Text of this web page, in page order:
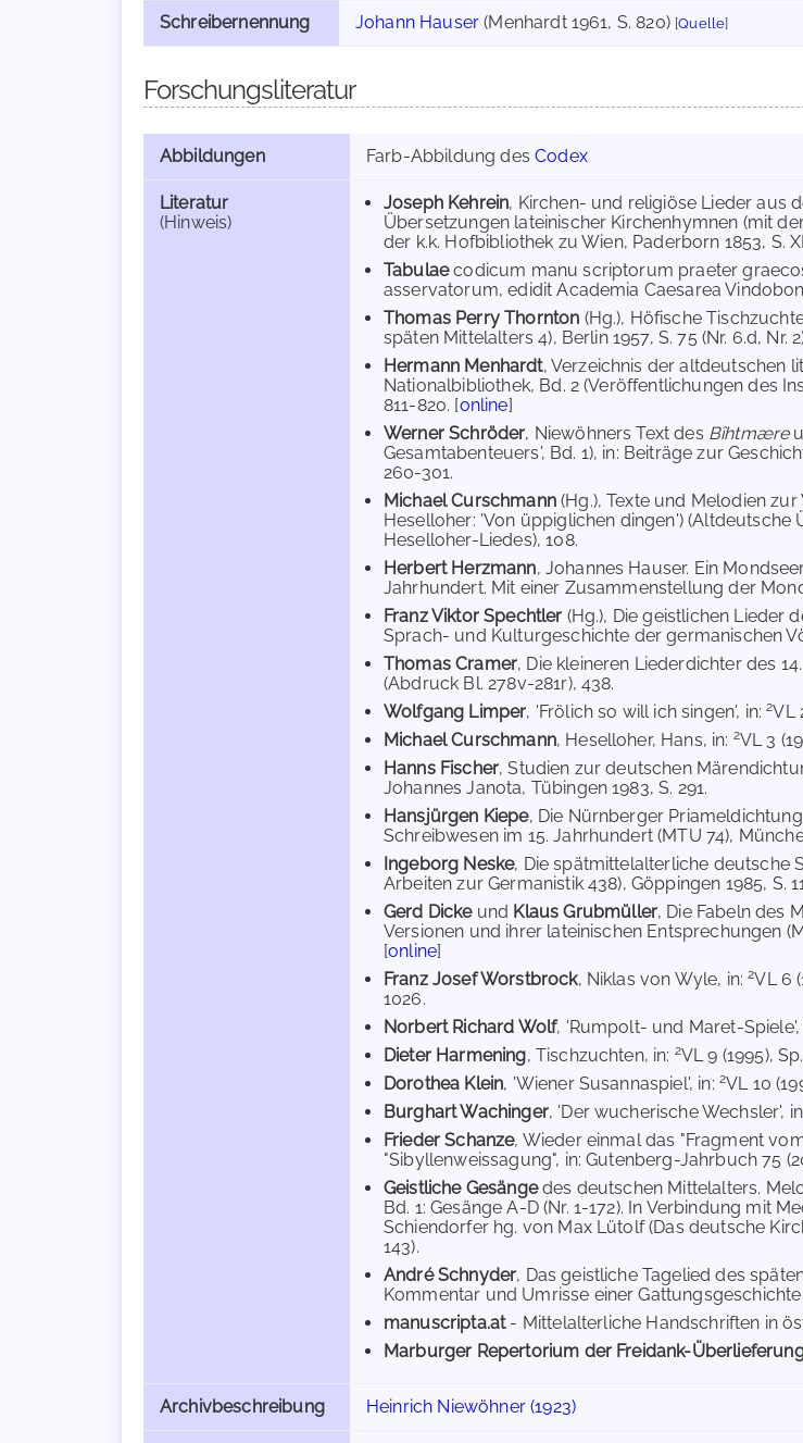
Schreibernennung Johann Hauser (Menhardt 1961, S. 820) [Quelle]
Forschungsliteratur
Abbildungen Farb-Abbildung desCodex
Literatur
(Hinweis)
Joseph Kehrein, Kirchen- und religiöse Lieder aus
Übersetzungen lateinischer Kirchenhymnen (mit
der k.k. Hofbibliothek zu Wien, Paderborn 1853, S.
Tabulaecodicum manu scriptorum praeter
asservatorum, edidit Academia Caesarea
Thomas Perry Thornton (Hg.), Höfische
späten Mittelalters 4), Berlin 1957, S. 75 (Nr. 6.d, Nr.
Hermann Menhardt, Verzeichnis der altdeutschen
Nationalbibliothek, Bd. 2 (Veröffentlichungen des
811-820. [online]
Werner Schröder, Niewöhners Text des Bîhtmære
Gesamtabenteuers', Bd. 1), in: Beiträge zur
260-301.
Michael Curschmann(Hg.), Texte und Melodien
Heselloher: 'Von üppiglichen dingen') (Altdeutsche
Heselloher-Liedes), 108.
Herbert Herzmann, Johannes Hauser. Ein
Jahrhundert. Mit einer Zusammenstellung der
Franz Viktor Spechtler (Hg.), Die geistlichen Lieder
Sprach- und Kulturgeschichte der germanischen
Thomas Cramer, Die kleineren Liederdichter des
(Abdruck Bl. 278v-281r), 438.
Wolfgang Limper, 'Frölich so will ich singen', in:2VL
Michael Curschmann, Heselloher, Hans, in: 2VL 3
Hanns Fischer, Studien zur deutschen
Johannes Janota, Tübingen 1983, S. 291.
Hansjürgen Kiepe, Die Nürnberger
Schreibwesen im 15. Jahrhundert (MTU 74),
Ingeborg Neske, Die spätmittelalterliche deutsche
Arbeiten zur Germanistik 438), Göppingen 1985, S.
Gerd Dickeund Klaus Grubmüller, Die Fabeln des
Versionen und ihrer lateinischen Entsprechungen
[online]
Franz Josef Worstbrock, Niklas von Wyle, in:2VL 6
1026.
Norbert Richard Wolf, 'Rumpolt- und Maret-Spiele',
Dieter Harmening, Tischzuchten, in: 2VL 9 (1995),
Dorothea Klein, 'Wiener Susannaspiel', in: 2VL 10
Burghart Wachinger, 'Der wucherische Wechsler',
Frieder Schanze, Wieder einmal das "Fragment
"Sibyllenweissagung", in: Gutenberg-Jahrbuch 75
Geistliche Gesängedes deutschen Mittelalters.
Bd. 1: Gesänge A-D (Nr. 1-172). In Verbindung mit
Schiendorfer hg. von Max Lütolf (Das deutsche
143).
André Schnyder, Das geistliche Tagelied des
Kommentar und Umrisse einer
manuscripta.at- Mittelalterliche Handschriften in
Marburger Repertorium der Freidank-
Archivbeschreibung Heinrich Niewöhner (1923)